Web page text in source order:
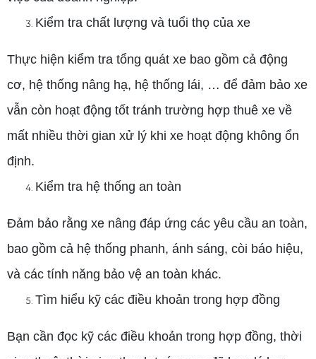
Kiểm tra chất lượng và tuổi thọ của xe
Thực hiện kiểm tra tổng quát xe bao gồm cả động
cơ, hệ thống nâng hạ, hệ thống lái, … để đảm bảo xe
vẫn còn hoạt động tốt tránh trường hợp thuê xe về
mất nhiều thời gian xử lý khi xe hoạt động không ổn
định.
Kiểm tra hệ thống an toàn
Đảm bảo rằng xe nâng đáp ứng các yêu cầu an toàn,
bao gồm cả hệ thống phanh, ánh sáng, còi báo hiệu,
và các tính năng bảo vệ an toàn khác.
Tìm hiểu kỹ các điều khoản trong hợp đồng
Bạn cần đọc kỹ các điều khoản trong hợp đồng, thời